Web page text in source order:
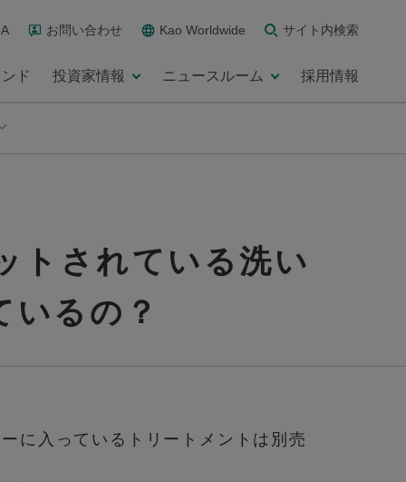
お問い合わせ Kao Worldwide サイト内検索
ド 投資家情報 ニュースルーム 採用情報
トされている洗い
るの？
に入っているトリートメントは別売